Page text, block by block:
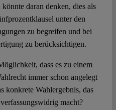
daran denken, dies als
unter den
zu begreifen und bei
zu berücksichtigen.
dass es zu einem
immer schon angelegt
konkrete Wahlergebnis, das
macht?